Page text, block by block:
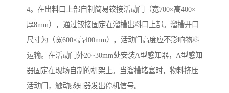
4。在出料口上部自制简易铰接活动门（宽700×高400×
厚8mm），通过铰接固定在溜槽出料口上部。溜槽开口
尺寸为（宽600×高400mm），活动门高度应不影响物料
运输。在活动门外20~30mm处安装A型感知器，A型感知
器固定在现场自制的机架上。当溜槽堵塞时，物料挤压
活动门，触动感知器发出停机信号。